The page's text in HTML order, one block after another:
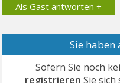
Als Gast antworten +
Sie haben
Sofern Sie noch
registrieren Sie sich